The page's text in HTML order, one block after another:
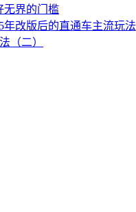
无界的门槛
年改版后的直通车主流玩法
（二）